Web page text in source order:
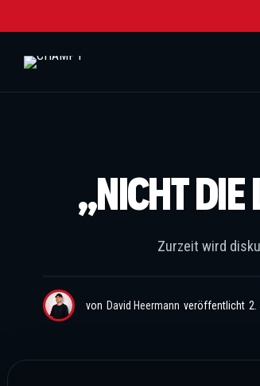
„NICHT DIE
Zurzeit wird
von David Heermann veröffentlicht 2.